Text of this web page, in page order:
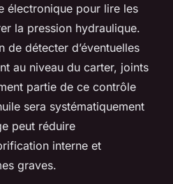
électronique pour lire les
la pression hydraulique.
de détecter d’éventuelles
au niveau du carter, joints
partie de ce contrôle
sera systématiquement
peut réduire
interne et
graves.